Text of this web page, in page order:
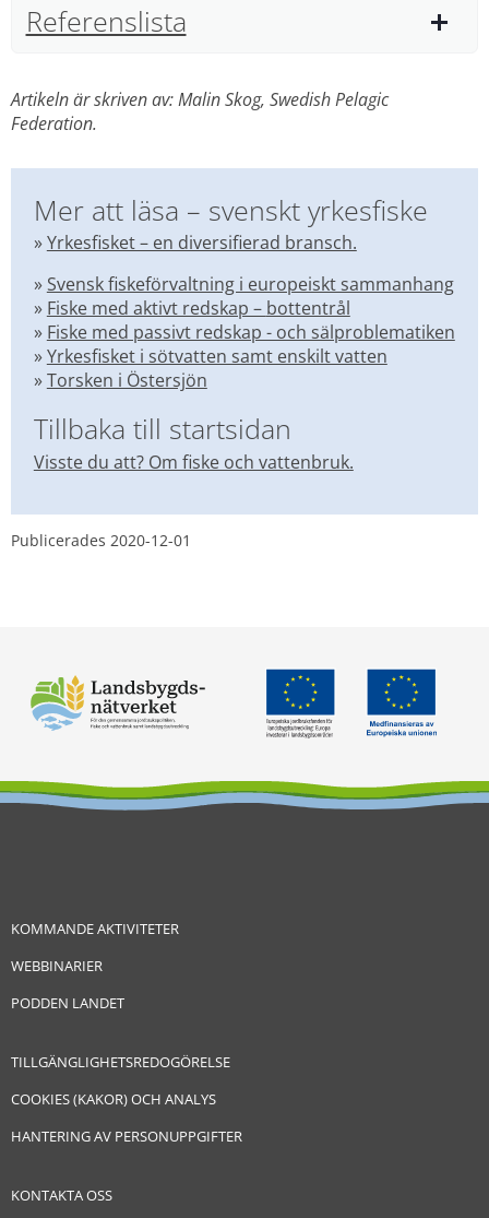
Referenslista
Artikeln är skriven av: Malin Skog, Swedish Pelagic
Federation.
Mer att läsa – svenskt yrkesfiske
» Yrkesfisket – en diversifierad bransch.
» Svensk fiskeförvaltning i europeiskt sammanhang
» Fiske med aktivt redskap – bottentrål
» Fiske med passivt redskap - och sälproblematiken
» Yrkesfisket i sötvatten samt enskilt vatten
» Torsken i Östersjön
Tillbaka till startsidan
Visste du att? Om fiske och vattenbruk.
Publicerades 2020-12-01
KOMMANDE AKTIVITETER
WEBBINARIER
PODDEN LANDET
TILLGÄNGLIGHETSREDOGÖRELSE
COOKIES (KAKOR) OCH ANALYS
HANTERING AV PERSONUPPGIFTER
KONTAKTA OSS